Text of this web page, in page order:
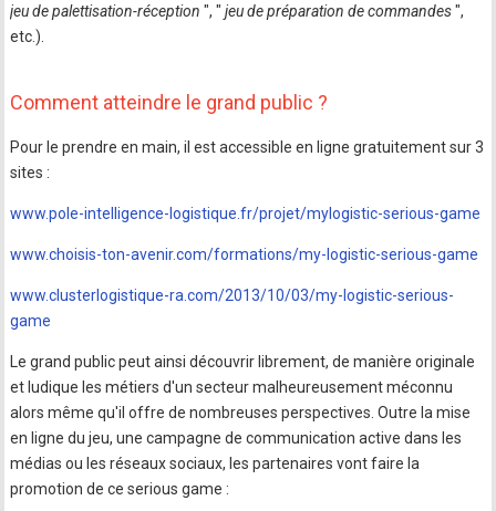
jeu de palettisation-réception", " jeu de préparation de commandes",
etc.).
Comment atteindre le grand public ?
Pour le prendre en main, il est accessible en ligne gratuitement sur 3
sites :
www.pole-intelligence-logistique.fr/projet/mylogistic-serious-game
www.choisis-ton-avenir.com/formations/my-logistic-serious-game
www.clusterlogistique-ra.com/2013/10/03/my-logistic-serious-
game
Le grand public peut ainsi découvrir librement, de manière originale
et ludique les métiers d'un secteur malheureusement méconnu
alors même qu'il offre de nombreuses perspectives. Outre la mise
en ligne du jeu, une campagne de communication active dans les
médias ou les réseaux sociaux, les partenaires vont faire la
promotion de ce serious game :